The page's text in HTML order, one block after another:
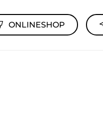
ONLINESHOP